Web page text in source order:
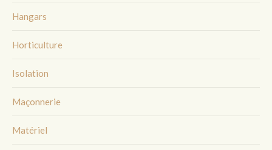
Hangars
Horticulture
Isolation
Maçonnerie
Matériel